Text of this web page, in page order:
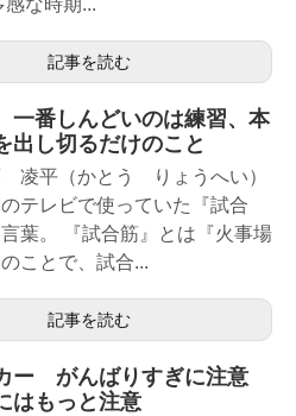
感な時期...
記事を読む
番しんどいのは練習、本
出し切るだけのこと
凌平（かとう りょうへい）
テレビで使っていた『試合
葉。 『試合筋』とは『火事場
ことで、試合...
記事を読む
ー がんばりすぎに注意
はもっと注意